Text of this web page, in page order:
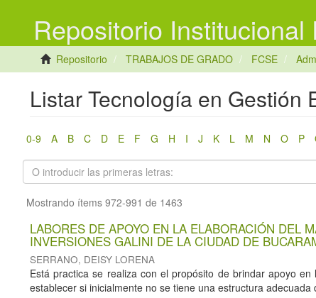
Repositorio Institucional
Repositorio TRABAJOS DE GRADO FCSE
Listar Tecnología en Gestión
0-9 A B C D E F G H I J K L M N O P
Mostrando ítems 972-991 de 1463
LABORES DE APOYO EN LA ELABORACIÓN DEL
INVERSIONES GALINI DE LA CIUDAD DE
SERRANO, DEISY LORENA
Está practica se realiza con el propósito de brindar apoyo
establecer si inicialmente no se tiene una estructura adecuada